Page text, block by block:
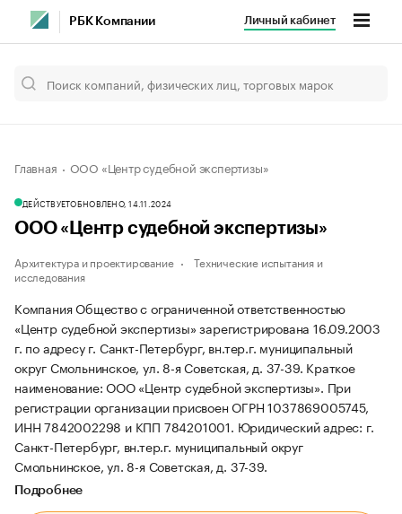
РБК Компании Личный кабинет
Главная ООО «Центр судебной экспертизы»
ДЕЙСТВУЕТОБНОВЛЕНО, 14.11.2024
ООО «Центр судебной экспертизы»
Архитектура и проектирование
Технические испытания и
исследования
Компания Общество с ограниченной ответственностью
«Центр судебной экспертизы» зарегистрирована 16.09.2003
г. по адресу г. Санкт-Петербург, вн.тер.г. муниципальный
округ Смольнинское, ул. 8-я Советская, д. 37-39. Краткое
наименование: ООО «Центр судебной экспертизы». При
регистрации организации присвоен ОГРН 1037869005745,
ИНН 7842002298 и КПП 784201001. Юридический адрес: г.
Санкт-Петербург, вн.тер.г. муниципальный округ
Смольнинское, ул. 8-я Советская, д. 37-39.
Подробнее